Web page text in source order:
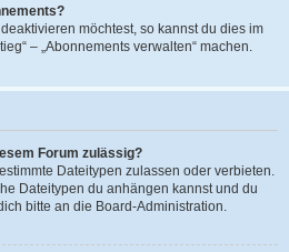
möchtest, so kannst du dies im
– „Abonnements verwalten“ machen.
Forum zulässig?
Dateitypen zulassen oder verbieten.
Dateitypen du anhängen kannst und du
bitte an die Board-Administration.